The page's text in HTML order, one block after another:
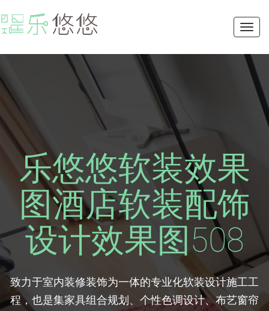
乐悠悠软装效果
图酒店软装配饰
设计效果图508
致力于室内装修装饰为一体的专业化软装设计施工工
程，也是集家具组合规划、个性色调设计、布艺窗帘